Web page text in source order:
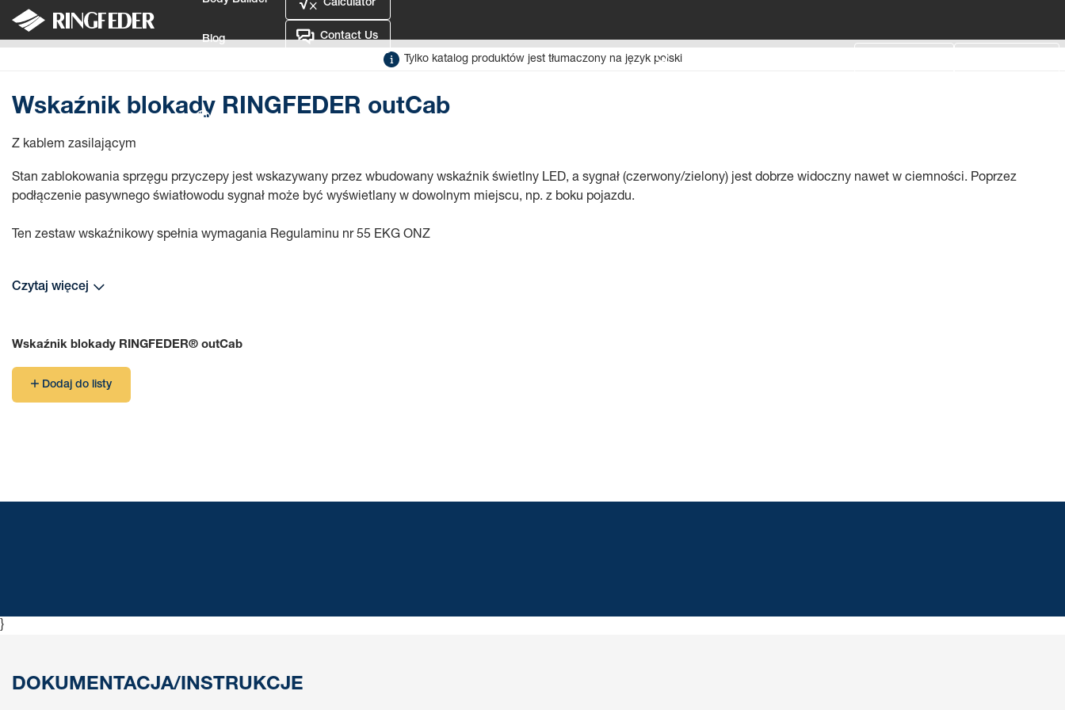
Blog
Calculator
Contact Us
Tylko katalog produktów jest tłumaczony na język polski
Wskaźnik blokady RINGFEDER outCab
Z kablem zasilającym
Stan zablokowania sprzęgu przyczepy jest wskazywany przez wbudowany wskaźnik świetlny LED, a sygnał (czerwony/zielony) jest dobrze widoczny nawet w ciemności. Poprzez
podłączenie pasywnego światłowodu sygnał może być wyświetlany w dowolnym miejscu, np. z boku pojazdu.
Ten zestaw wskaźnikowy spełnia wymagania Regulaminu nr 55 EKG ONZ
Czytaj więcej
Wskaźnik blokady RINGFEDER® outCab
Dodaj do listy
}
DOKUMENTACJA/INSTRUKCJE